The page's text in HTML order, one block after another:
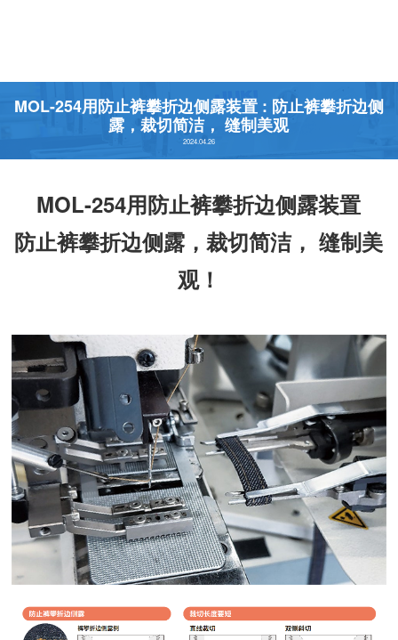
MOL-254用防止裤攀折边侧露装置 : 防止裤攀折边侧
露，裁切简洁， 缝制美观
2024.04.26
MOL-254用防止裤攀折边侧露装置
防止裤攀折边侧露，裁切简洁， 缝制美
观！